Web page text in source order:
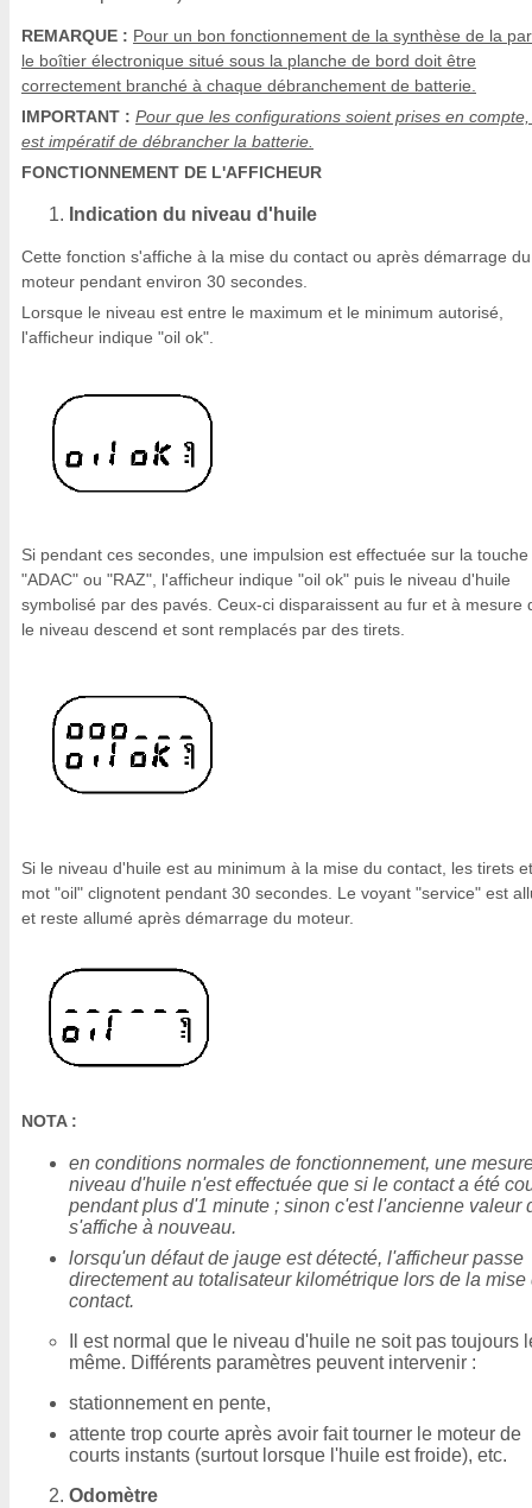
REMARQUE : Pour un bon fonctionnement de la synthèse de la
le boîtier électronique situé sous la planche de bord doit être
correctement branché à chaque débranchement de batterie.
IMPORTANT : Pour que les configurations soient prises en
est impératif de débrancher la batterie.
FONCTIONNEMENT DE L'AFFICHEUR
Indication du niveau d'huile
Cette fonction s'affiche à la mise du contact ou après démarrage du
moteur pendant environ 30 secondes.
Lorsque le niveau est entre le maximum et le minimum autorisé,
l'afficheur indique "oil ok".
Si pendant ces secondes, une impulsion est effectuée sur la touche
"ADAC" ou "RAZ", l'afficheur indique "oil ok" puis le niveau d'huile
symbolisé par des pavés. Ceux-ci disparaissent au fur et à mesure
le niveau descend et sont remplacés par des tirets.
Si le niveau d'huile est au minimum à la mise du contact, les tirets
mot "oil" clignotent pendant 30 secondes. Le voyant "service" est
et reste allumé après démarrage du moteur.
NOTA :
en conditions normales de fonctionnement, une
niveau d'huile n'est effectuée que si le contact a été
pendant plus d'1 minute ; sinon c'est l'ancienne valeur
s'affiche à nouveau.
lorsqu'un défaut de jauge est détecté, l'afficheur passe
directement au totalisateur kilométrique lors de la mise
contact.
Il est normal que le niveau d'huile ne soit pas toujours
même. Différents paramètres peuvent intervenir :
stationnement en pente,
attente trop courte après avoir fait tourner le moteur de
courts instants (surtout lorsque l'huile est froide), etc.
Odomètre